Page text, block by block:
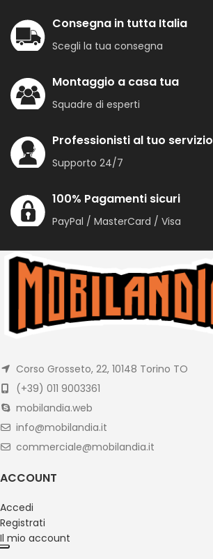
Consegna in tutta Italia
Scegli la tua consegna
Montaggio a casa tua
Squadre di esperti
Professionisti al tuo servizio
Supporto 24/7
100% Pagamenti sicuri
PayPal / MasterCard / Visa
Corso Grosseto, 22, 10148 Torino TO
(+39) 011 9003361
mobilandia.web
info@mobilandia.it
commerciale@mobilandia.it
ACCOUNT
Accedi
Registrati
Il mio account